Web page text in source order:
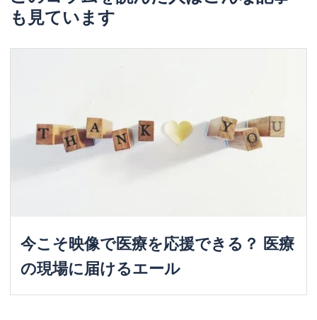
も見ています
今こそ映像で医療を応援できる？ 医療
の現場に届けるエール